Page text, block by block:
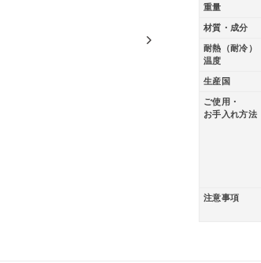
重量
材質・成分
耐熱（耐冷）
温度
生産国
ご使用・
お手入れ方法
注意事項